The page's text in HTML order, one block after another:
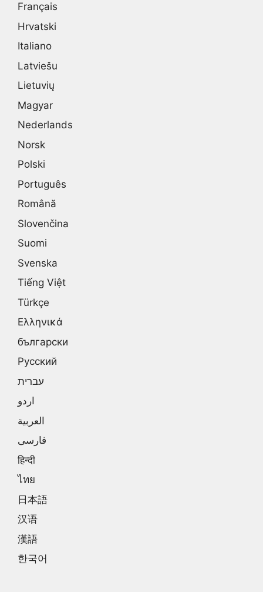
Français
Hrvatski
Italiano
Latviešu
Lietuvių
Magyar
Nederlands
Norsk
Polski
Português
Română
Slovenčina
Suomi
Svenska
Tiếng Việt
Türkçe
Ελληνικά
български
Русский
עברית
اردو
العربية
فارسی
हिन्दी
ไทย
日本語
汉语
漢語
한국어